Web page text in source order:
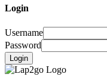
Login
Username
Password
Login